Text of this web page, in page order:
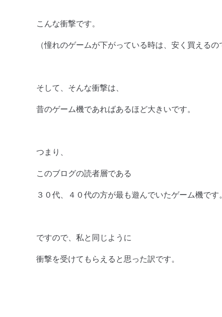
こんな衝撃です。
（憧れのゲームが下がっている時は、安く買えるの
そして、そんな衝撃は、
昔のゲーム機であればあるほど大きいです。
つまり、
このブログの読者層である
３０代、４０代の方が最も遊んでいたゲーム機です。
ですので、私と同じように
衝撃を受けてもらえると思った訳です。